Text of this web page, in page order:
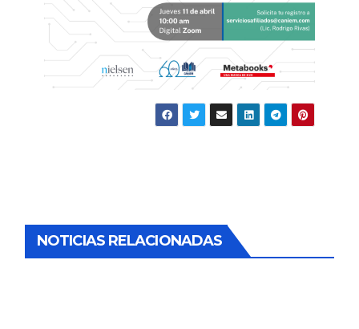
NOTICIAS RELACIONADAS